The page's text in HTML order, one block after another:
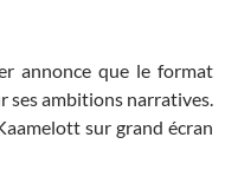
annonce que le format
ses ambitions narratives.
sur grand écran